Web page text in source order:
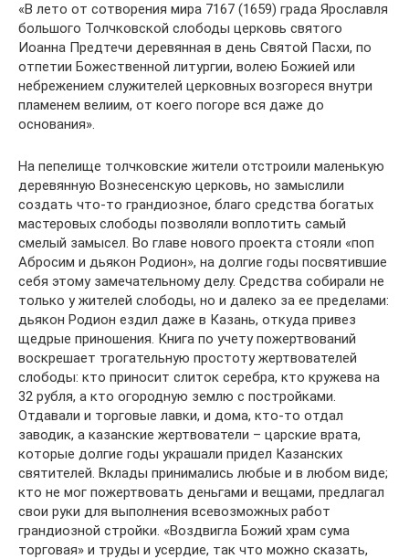
«В лето от сотворения мира 7167 (1659) града Ярославля
большого Толчковской слободы церковь святого
Иоанна Предтечи деревянная в день Святой Пасхи, по
отпетии Божественной литургии, волею Божией или
небрежением служителей церковных возгореся внутри
пламенем велиим, от коего погоре вся даже до
основания».
На пепелище толчковские жители отстроили маленькую
деревянную Вознесенскую церковь, но замыслили
создать что-то грандиозное, благо средства богатых
мастеровых слободы позволяли воплотить самый
смелый замысел. Во главе нового проекта стояли «поп
Абросим и дьякон Родион», на долгие годы посвятившие
себя этому замечательному делу. Средства собирали не
только у жителей слободы, но и далеко за ее пределами:
дьякон Родион ездил даже в Казань, откуда привез
щедрые приношения. Книга по учету пожертвований
воскрешает трогательную простоту жертвователей
слободы: кто приносит слиток серебра, кто кружева на
32 рубля, а кто огородную землю с постройками.
Отдавали и торговые лавки, и дома, кто-то отдал
заводик, а казанские жертвователи – царские врата,
которые долгие годы украшали придел Казанских
святителей. Вклады принимались любые и в любом виде;
кто не мог пожертвовать деньгами и вещами, предлагал
свои руки для выполнения всевозможных работ
грандиозной стройки. «Воздвигла Божий храм сума
торговая» и труды и усердие, так что можно сказать,